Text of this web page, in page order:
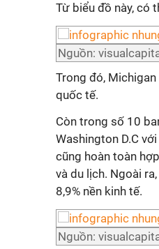
Từ biểu đồ này, có
Nguồn:
Trong đó,
quốc tế.
Còn trong số 10
Washington D.C
cũng hoàn toàn
và du lịch. Ngoài
8,9% nền kinh tế.
Nguồn: